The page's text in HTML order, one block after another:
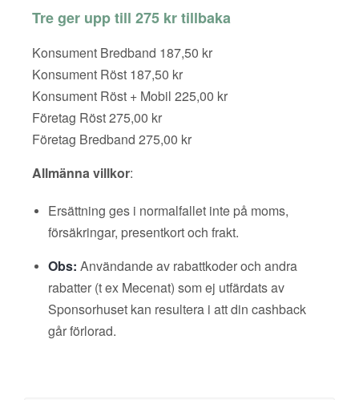
Tre ger upp till 275 kr tillbaka
Konsument Bredband 187,50 kr
Konsument Röst 187,50 kr
Konsument Röst + Mobil 225,00 kr
Företag Röst 275,00 kr
Företag Bredband 275,00 kr
Allmänna villkor:
Ersättning ges i normalfallet inte på moms,
försäkringar, presentkort och frakt.
Obs: Användande av rabattkoder och andra
rabatter (t ex Mecenat) som ej utfärdats av
Sponsorhuset kan resultera i att din cashback
går förlorad.